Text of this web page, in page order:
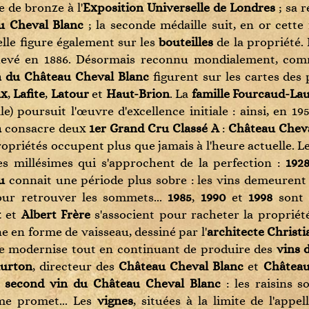
Domaine Marquis d'Angerville
Domaine Méo-Camuzet
Domaine Merlin
Domaine Michel
Domaine Michel Lafarge
Domaine Moreau-Naudet
Domaine Nudant
Domaine Pavelot
Domaine Philippe Livera
Domaine Pommier
Domaine Ramonet
Domaine Raveneau
Domaine Robert Chevillon
Domaine Roulot
Domaine Saint-Jacques
Domaine Sauzet
Domaine Séraphin
Domaine Sylvie Esmonin
Château Palmer
Château Rieussec
Château Roc de Cambes
Château Sigalas Rabaud
Château Talbot
Château Tertre Roteboeuf
Château Tour de Marbuzet
Château Vieux Taillefer
Château Yquem
Clos Fourtet
Clos Puy Arnaud
Domaine de Cambes
Domaine de Chevalier
Petrus
Vieux Château Certan
Domaine Camp Del Mas
Domaine Cauhapé
Domaine Comte Abbatucci
Domaine de l'Aitonnement
Domaine de La Grange des Pères
Domaine de La Taille aux Loups / Jacky
Blot
Domaine de Montcalmès
Domaine de Trévallon
Domaine de Triennes
Domaine Deiss
Domaine des Ardoisières
Domaine Didier Dagueneau
Domaine du Gringet
Domaine Dupasquier
Domaine Elisa Guerin
Domaine Fabien Jouves
Domaine Fabien Trosset
Enrico Rivetto
Giacomo Conterno
Giuseppe Rinaldi
Kiralyudvar
L'Arco Vini
Marie-Thérèse Chappaz
Monterosso
Oro Di Amalfi
Penfolds
Peter Jakob Kühn
Poderi Aldo Conterno
Poderi Bellenda
Poderi Sanguineto
Poggio Di Sotto
Soldera
Tenuta Il Poggione
Terrazas de los Andes
Sab's
Seedlip
Suntory Whisky
Talisker
Tanqueray
Taylor's
The Dalmore
The Macallan
Trois Rivières
Volcan
Whistle Pig
Zacapa
Château Beauregard
Château Bélair Monange
Château Bouscassé
Château Branaire-Ducru
Château Cantemerle
Château Carbonnieux
Château Cheval Blanc
Château Climens
Château Cos d'Estournel
Château Coutet
Château d'Esclans
Château d'Issan
Château de Beaucastel
Château de Chamirey
Château de Fargues
Château de Pez
Château de Pibarnon
Château Ducru-Beaucaillou
de bronze à l'Exposition Universelle de Londres ; sa
Cheval Blanc ; la seconde médaille suit, en or cette
figure également sur lesbouteilles de la propriété.
en 1886. Désormais reconnu mondialement,
du Château Cheval Blancfigurent sur les cartes des
,Lafite, Latouret Haut-Brion. La famille Fourcaud-
poursuit l'œuvre d'excellence initiale : ainsi, en
consacre deux 1er Grand Cru Classé A:Château
occupent plus que jamais à l'heure actuelle.
millésimes qui s'approchent de la perfection :
connait une période plus sobre : les vins
retrouver les sommets... 1985, 1990et 1998 sont
etAlbert Frères'associent pour racheter la
en forme de vaisseau, dessiné par l'architecte
modernise tout en continuant de produire des vins
, directeur desChâteau Cheval Blanc et
second vin du Château Cheval Blanc: les raisins
promet... Lesvignes, situées à la limite de